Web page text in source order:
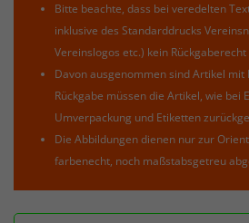
Bitte beachte, dass bei veredelten
inklusive des Standarddrucks
Vereinslogos etc.) kein Rückgaberecht
Davon ausgenommen sind Artikel
Rückgabe müssen die Artikel, wie bei
Umverpackung und Etiketten
Die Abbildungen dienen nur zur
farbenecht, noch maßstabsgetreu